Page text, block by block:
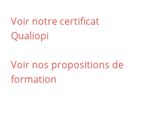
Voir notre certificat
Qualiopi
Voir nos propositions de
formation